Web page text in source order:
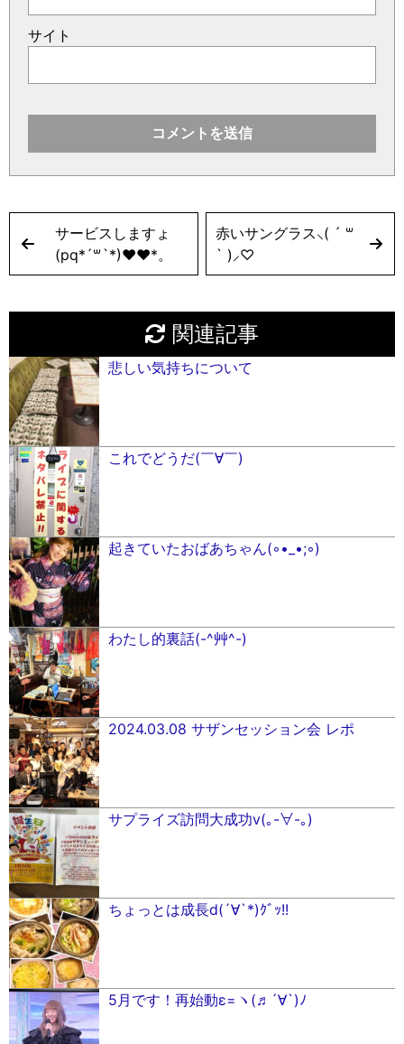
サイト
サービスしますょ
(pq*´꒳`*)♥︎♥︎*。
赤いサングラス⸜( ´ ꒳
` )⸝♡︎
関連記事
悲しい気持ちについて
これでどうだ(￣∀￣)
起きていたおばあちゃん(◦︎•_•;◦︎)
わたし的裏話(-^艸^-)
2024.03.08 サザンセッション会 レポ
サプライズ訪問大成功v(｡-∀-｡)
ちょっとは成長d(´∀︎`*)ｸﾞｯ!!
5月です！再始動ε=ヽ(♬´∀`)ﾉ